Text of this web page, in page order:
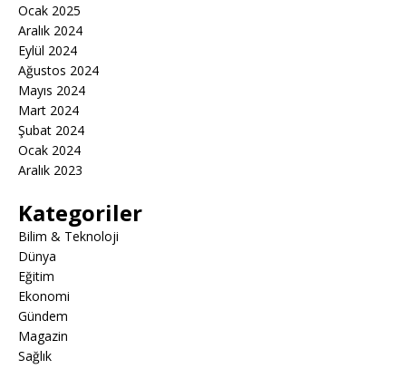
Ocak 2025
Aralık 2024
Eylül 2024
Ağustos 2024
Mayıs 2024
Mart 2024
Şubat 2024
Ocak 2024
Aralık 2023
Kategoriler
Bilim & Teknoloji
Dünya
Eğitim
Ekonomi
Gündem
Magazin
Sağlık